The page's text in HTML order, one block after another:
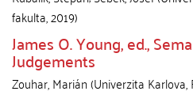
fakulta,2019)
James O. Young, ed.,
Judgements
Zouhar, Marián(Univerzita